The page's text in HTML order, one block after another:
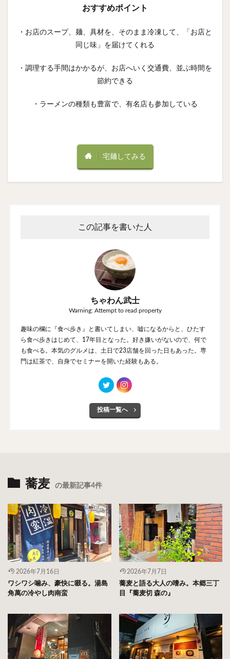
おすすめポイント
・お店のスープ、麺、具材を、そのまま冷凍して、「お店と
同じ味」を届けてくれる
・調理する手間はかかるが、お店へいく交通費、並ぶ時間を
節約できる
・ラーメンの種類も豊富で、有名店も参加している
宅麺してみる
この記事を書いた人
ちゃわん武士
Warning: Attempt to read property
趣味の欄に『食べ歩き』と書いてしまい、嘘になるからと、ひたす
ら食べ歩きはじめて、17年目となった。好き嫌いがないので、何で
も食べる。本気のグルメは、土日で23店舗を回った日もあった。専
門は紅茶で、自身でセミナーを開いた経験もある。
投稿一覧へ
蕎麦 の最新記事4件
2026年7月16日
ワシワシ噛み、豪快に啜る。湯島
角萬の冷やし肉南蛮
2026年7月7日
蕎麦と語る大人の嗜み。本郷三丁
目『蕎麦切 森の』